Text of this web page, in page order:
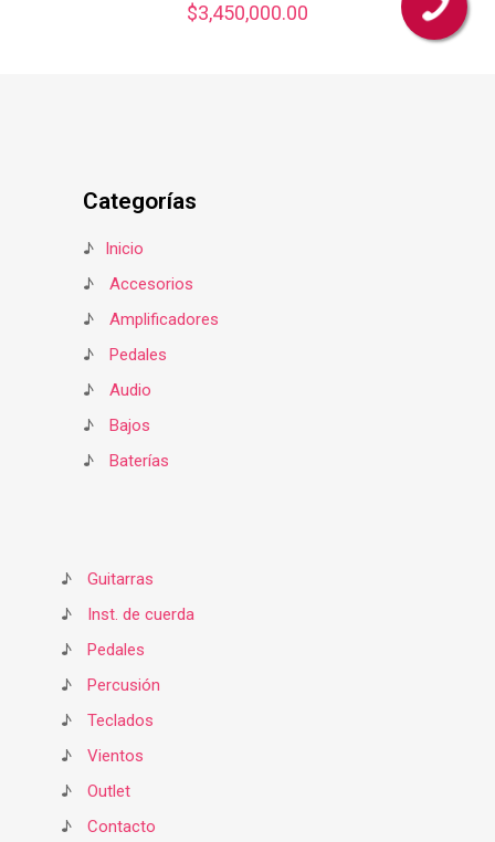
$3,450,000.00
Categorías
♪
Inicio
♪
Accesorios
♪
Amplificadores
♪
Pedales
♪
Audio
♪
Bajos
♪
Baterías
♪
Guitarras
♪
Inst. de cuerda
♪
Pedales
♪
Percusión
♪
Teclados
♪
Vientos
♪
Outlet
♪
Contacto